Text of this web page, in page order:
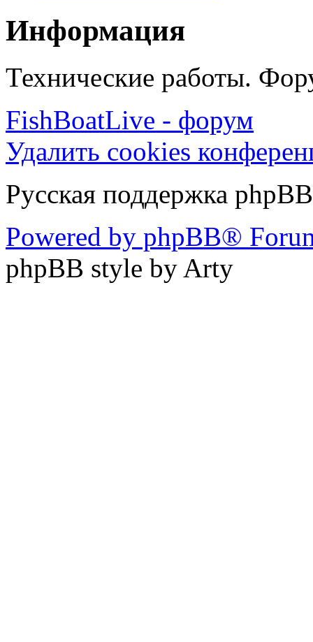
Информация
Технические работы.
FishBoatLive - форум
Удалить cookies
Русская поддержка phpBB
Powered by phpBB®
phpBB style by Arty